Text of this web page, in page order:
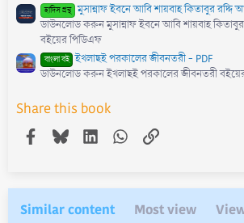
হাদিস গ্রন্থ মুসান্নাফ ইবনে আবি শায়বাহ কিতাবুর রদ্দি
ডাউনলোড করুন মুসান্নাফ ইবনে আবি শায়বাহ
বইয়ের পিডিএফ
বাংলা বই ইখলাছই পরকালের জীবনতরী - PDF
ডাউনলোড করুন ইখলাছই পরকালের জীবনতরী
Share this book
Facebook
BlueskyLinkedInWhatsApp
Link
Similar content Most view